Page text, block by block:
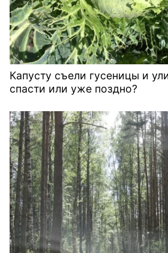
Капусту съели гусеницы и
спасти или уже поздно?